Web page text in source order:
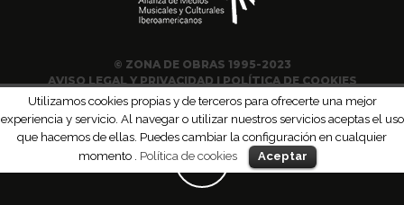
© ZONA DE OBRAS 1995-2023
AVISO LEGAL Y PRIVACIDAD|POLÍTICA DE COOKIES
Utilizamos cookies propias y de terceros para ofrecerte una mejor
experiencia y servicio. Al navegar o utilizar nuestros servicios aceptas el uso
que hacemos de ellas. Puedes cambiar la configuración en cualquier
momento . Política de cookies Aceptar